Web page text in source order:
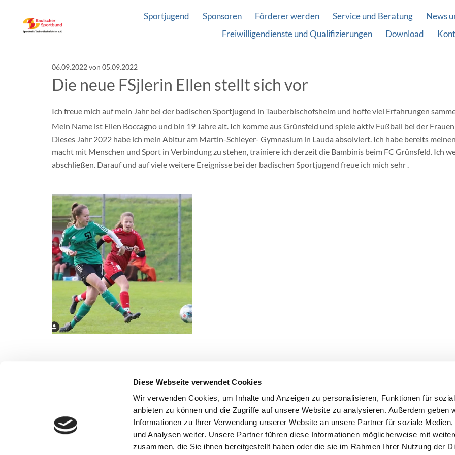
Diese Webseite verwendet Cookies
Wir verwenden Cookies, um Inhalte und Anzeigen zu personalisieren, Funktionen für
anbieten zu können und die Zugriffe auf unsere Website zu analysieren. Außerdem geben
Informationen zu Ihrer Verwendung unserer Website an unsere Partner für soziale Medien,
und Analysen weiter. Unsere Partner führen diese Informationen möglicherweise mit
zusammen, die Sie ihnen bereitgestellt haben oder die sie im Rahmen Ihrer Nutzung der
Sportjugend Sponsoren Förderer werden Service und Beratung News
Freiwilligendienste und Qualifizierungen
Download
06.09.2022von 05.09.2022
Die neue FSjlerin Ellen stellt sich vor
Ich freue mich auf mein Jahr bei der badischen Sportjugend in Tauberbischofsheim und hoffe viel Erfahrungen
Mein Name ist Ellen Boccagno und bin 19 Jahre alt. Ich komme aus Grünsfeld und spiele aktiv Fußball bei der
Dieses Jahr 2022 habe ich mein Abitur am Martin-Schleyer- Gymnasium in Lauda absolviert. Ich habe bereits
macht mit Menschen und Sport in Verbindung zu stehen, trainiere ich derzeit die Bambinis beim FC Grünsfeld. Ich
abschließen. Darauf und auf viele weitere Ereignisse bei der badischen Sportjugend freue ich mich sehr .
Sportjugend Tauberbischofsheim und
Sportjugend-Förderverein
Schmiederstraße 21 | 97941 Tauberbischofsheim
Informationspflicht
Impressum|Datenschutzerklärung